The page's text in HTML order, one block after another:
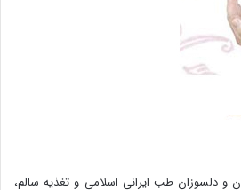
و دلسوزان طب ایرانی اسلامی و تغذیه سالم،